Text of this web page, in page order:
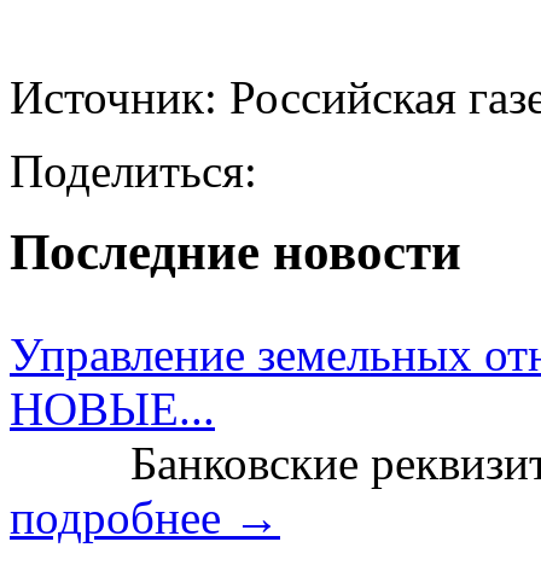
Источник: Российская
Поделиться:
Последние новости
Управление земельных
НОВЫЕ...
Банковские
подробнее →